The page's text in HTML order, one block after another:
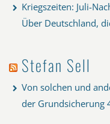
Kriegszeiten: Juli-
Über Deutschland,
Stefan Sell
Von solchen und
der Grundsicherung